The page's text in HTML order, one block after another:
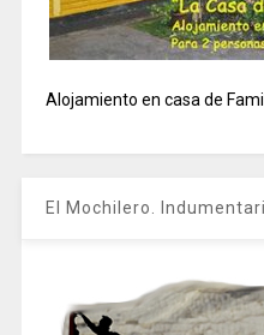
Alojamiento en casa de
El Mochilero.